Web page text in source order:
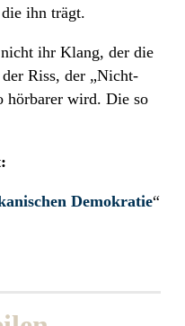
ihn trägt.
ihr Klang, der die
Riss, der „Nicht-
hörbarer wird. Die so
Demokratie“